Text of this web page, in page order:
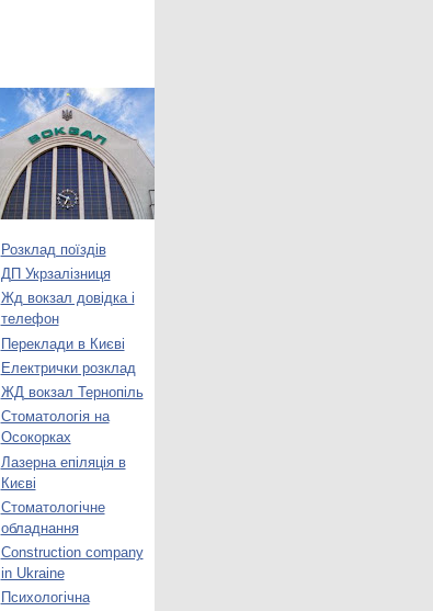
Розклад поїздів
ДП Укрзалізниця
Жд вокзал довідка і
телефон
Переклади в Києві
Електрички розклад
ЖД вокзал Тернопіль
Стоматологія на
Осокорках
Лазерна епіляція в
Києві
Стоматологічне
обладнання
Construction company
in Ukraine
Психологічна